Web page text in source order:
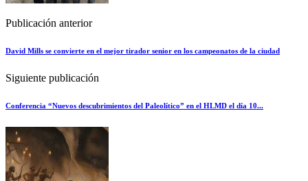
Publicación anterior
David Mills se convierte en el mejor tirador senior en los campeonatos de la ciudad
Siguiente publicación
Conferencia “Nuevos descubrimientos del Paleolítico” en el HLMD el día 10...